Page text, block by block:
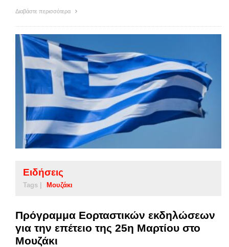
Διαβάστε περισσότερα
Ειδήσεις
Tags | Μουζάκι
Πρόγραμμα Εορταστικών εκδηλώσεων
για την επέτειο της 25η Μαρτίου στο
Μουζάκι